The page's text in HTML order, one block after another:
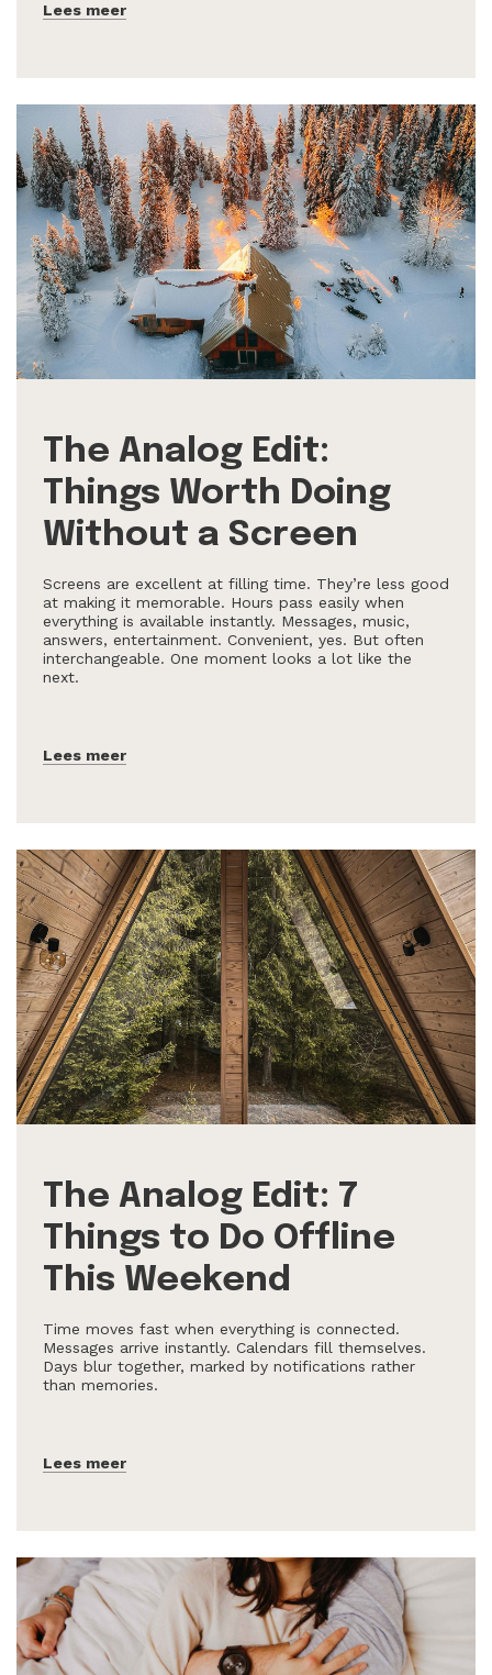
Lees meer
The Analog Edit:
Things Worth Doing
Without a Screen
Screens are excellent at filling time. They’re less good
at making it memorable. Hours pass easily when
everything is available instantly. Messages, music,
answers, entertainment. Convenient, yes. But often
interchangeable. One moment looks a lot like the
next.
Lees meer
The Analog Edit: 7
Things to Do Offline
This Weekend
Time moves fast when everything is connected.
Messages arrive instantly. Calendars fill themselves.
Days blur together, marked by notifications rather
than memories.
Lees meer